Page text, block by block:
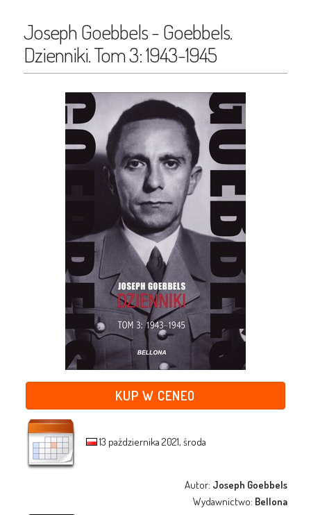
Joseph Goebbels - Goebbels.
Dzienniki. Tom 3: 1943-1945
KUP W CENEO
13 października 2021, środa
Autor: Joseph Goebbels
Wydawnictwo: Bellona